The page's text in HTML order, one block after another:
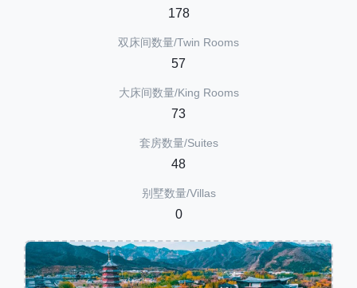
178
双床间数量/Twin Rooms
57
大床间数量/King Rooms
73
套房数量/Suites
48
别墅数量/Villas
0